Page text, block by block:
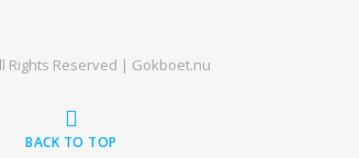
Rights Reserved | Gokboet.nu
BACK TO TOP